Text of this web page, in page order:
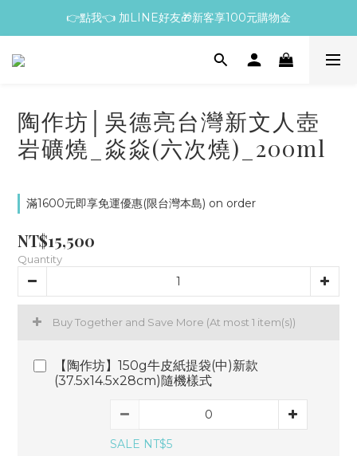
👉點我👈 加LINE好友🎁新客享100元購物金
陶作坊│吳德亮台灣新文人壺
岩礦燒_焱焱(六次燒)_200ml
滿1600元即享免運優惠(限台灣本島) on order
NT$15,500
Quantity
Buy Together and Save More (At most 1 item(s))
【陶作坊】150g牛皮紙提袋(中)新款
(37.5x14.5x28cm)隨機樣式
SALE NT$5